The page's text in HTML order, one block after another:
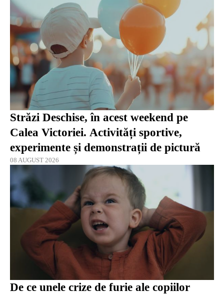
Străzi Deschise, în acest weekend pe
Calea Victoriei. Activități sportive,
experimente și demonstrații de pictură
08 AUGUST 2026
De ce unele crize de furie ale copiilor